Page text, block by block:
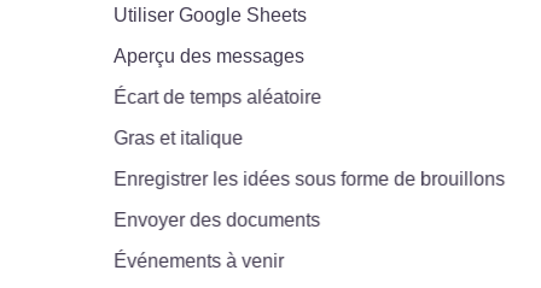
Utiliser Google Sheets
Aperçu des messages
Écart de temps aléatoire
Gras et italique
Enregistrer les idées sous forme de brouillons
Envoyer des documents
Événements à venir